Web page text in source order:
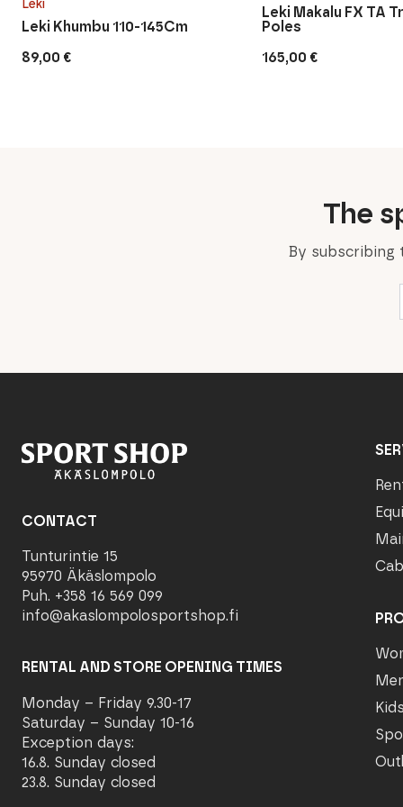
Leki
89,00 €
Leki Khumbu 110-145Cm
165,00 €
Leki Makalu FX TA
Poles
The
By subscribing
CONTACT
Tunturintie 15
95970 Äkäslompolo
Puh. +358 16 569 099
info@akaslompolosportshop.fi
RENTAL AND STORE OPENING TIMES
Monday – Friday 9.30-17
Saturday – Sunday 10-16
Exception days:
16.8. Sunday closed
23.8. Sunday closed